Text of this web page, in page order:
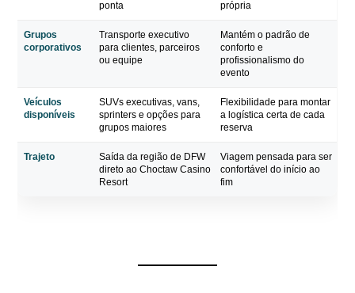
ponta
própria
Grupos
corporativos
Transporte executivo
para clientes, parceiros
ou equipe
Mantém o padrão de
conforto e
profissionalismo do
evento
Veículos
disponíveis
SUVs executivas, vans,
sprinters e opções para
grupos maiores
Flexibilidade para montar
a logística certa de cada
reserva
Trajeto
Saída da região de DFW
direto ao Choctaw Casino
Resort
Viagem pensada para ser
confortável do início ao
fim